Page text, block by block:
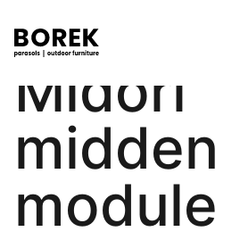
Producten
Alle
Tafels
Collecties
Merken
Ontdek
Borek
Flagship
Midori
midden
module